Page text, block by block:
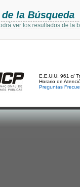
la Búsqueda
ver los resultados de la
E.E.U.U. 961 c/
Horario de
Preguntas